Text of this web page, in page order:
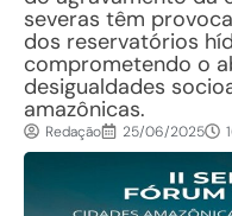
severas têm
dos reservatórios
comprometendo o
desigualdades
amazônicas.
Redação 25/06/2025